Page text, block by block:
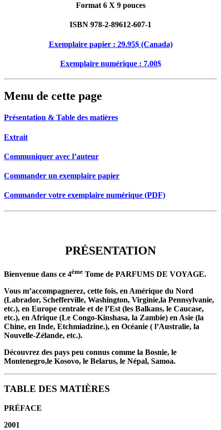
Format 6 X 9 pouces
ISBN 978-2-89612-607-1
Exemplaire papier : 29.95$ (Canada)
Exemplaire numérique : 7.00$
Menu de cette page
Présentation & Table des matières
Extrait
Communiquer avec l’auteur
Commander un exemplaire papier
Commander votre exemplaire numérique (PDF)
PRÉSENTATION
Bienvenue dans ce 4ème Tome de PARFUMS DE VOYAGE.
Vous m’accompagnerez, cette fois, en Amérique du Nord
(Labrador, Schefferville, Washington, Virginie,la Pennsylvanie,
etc.), en Europe centrale et de l’Est (les Balkans, le Caucase,
etc.), en Afrique (Le Congo-Kinshasa, la Zambie) en Asie (la
Chine, en Inde, Etchmiadzine.), en Océanie ( l’Australie, la
Nouvelle-Zélande, etc.).
Découvrez des pays peu connus comme la Bosnie, le
Montenegro,le Kosovo, le Belarus, le Népal, Samoa.
TABLE DES MATIÈRES
PRÉFACE
2001